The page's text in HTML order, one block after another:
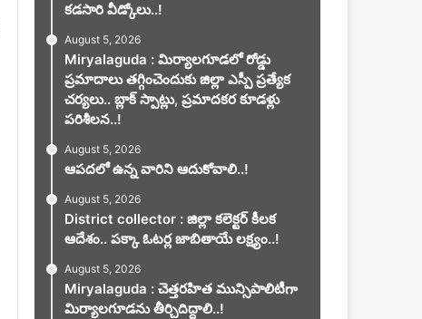
కడసారి వీడ్కోలు..!
August 5, 2026
Miryalaguda : మిర్యాలగూడలో రోడ్డు
ప్రమాదాలు తగ్గించెందుకు జిల్లా ఎస్పీ ప్రత్యేక
చర్యలు.. బ్లాక్ స్పాట్లు, ప్రమాదకర కూడళ్లు
పరిశీలన..!
August 5, 2026
ఆపదలో ఉన్న వారిని ఆదుకోవాలి..!
August 5, 2026
District collector : జిల్లా కలెక్టర్ కీలక
ఆదేశం.. పక్కా ఓటర్ల జాబితాయే లక్ష్యం..!
August 5, 2026
Miryalaguda : చెత్తరహిత మున్సిపాలిటీగా
మిర్యాలగూడను తీర్చిదిద్దాలి..!